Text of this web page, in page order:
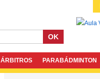
OK
ÁRBITROS PARABÁDMINTON